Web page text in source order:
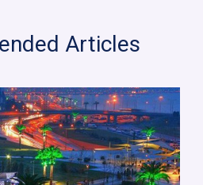
Articles